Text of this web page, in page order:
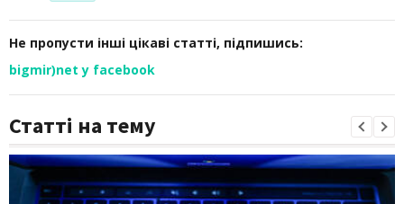
Не пропусти інші цікаві статті, підпишись:
bigmir)net у facebook
Статті на тему